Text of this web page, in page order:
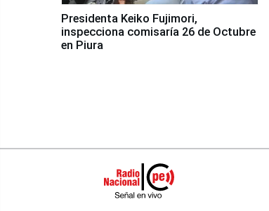
Presidenta Keiko Fujimori,
inspecciona comisaría 26 de Octubre
en Piura